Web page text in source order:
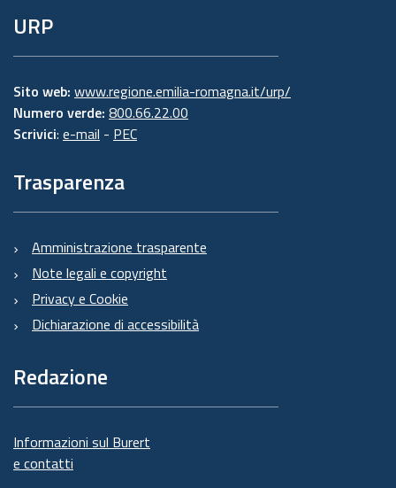
URP
Sito web: www.regione.emilia-romagna.it/urp/
Numero verde: 800.66.22.00
Scrivici: e-mail - PEC
Trasparenza
Amministrazione trasparente
Note legali e copyright
Privacy e Cookie
Dichiarazione di accessibilità
Redazione
Informazioni sul Burert
e contatti